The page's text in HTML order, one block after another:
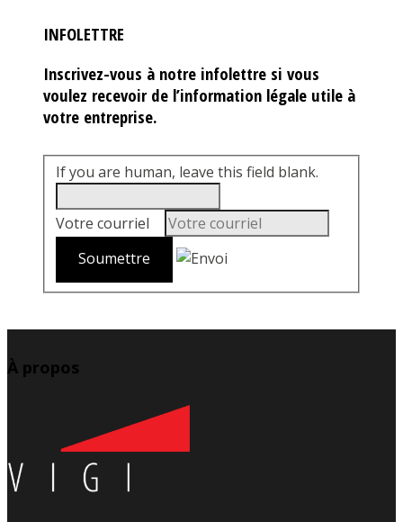
INFOLETTRE
Inscrivez-vous à notre infolettre si vous
voulez recevoir de l’information légale utile à
votre entreprise.
If you are human, leave this field blank.
Votre courriel
À propos